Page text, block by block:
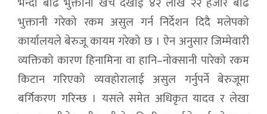
भुक्तानी गरेको रकम असुल गर्न निर्देशन दिदै मलेपको
कार्यालयले बेरुजू कायम गरेको छ । ऐन अनुसार जिम्मेवारी
व्यक्तिको कारण हिनामिना वा हानि–नोक्सानी पारेको रकम
किटान गरिएको व्यवहोरालाई असुल गर्नुपर्ने बेरुजूमा
बर्गिकरण गरिन्छ । यसले समेत अधिकृत यादव र लेखा